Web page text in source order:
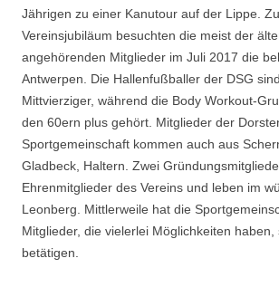
Jährigen zu einer Kanutour auf der Lippe.
Vereinsjubiläum besuchten die meist der
angehörenden Mitglieder im Juli 2017 die
Antwerpen. Die Hallenfußballer der DSG
Mittvierziger, während die Body Workout-
den 60ern plus gehört. Mitglieder der
Sportgemeinschaft kommen auch aus
Gladbeck, Haltern. Zwei
Ehrenmitglieder des Vereins und leben im
Leonberg. Mittlerweile hat die
Mitglieder, die vielerlei Möglichkeiten haben,
betätigen.